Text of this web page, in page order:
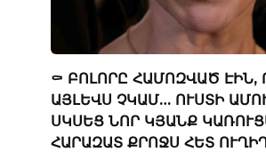
⚰️ ԲՈԼՈՐԸ ՀԱՄՈԶՎԱԾ ԷԻՆ,
ԱՅԼԵՎՍ ՉԿԱՄ… ՈՒՍՏԻ
ՍԿՍԵՑ ՆՈՐ ԿՅԱՆՔ
ՀԱՐԱԶԱՏ ՔՐՈՋՍ ՀԵՏ